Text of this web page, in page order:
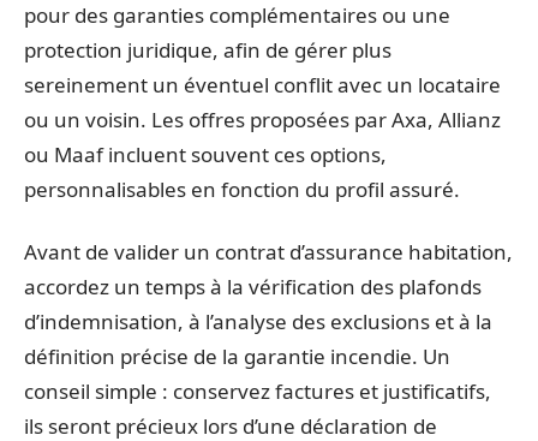
pour des garanties complémentaires ou une
protection juridique, afin de gérer plus
sereinement un éventuel conflit avec un locataire
ou un voisin. Les offres proposées par Axa, Allianz
ou Maaf incluent souvent ces options,
personnalisables en fonction du profil assuré.
Avant de valider un contrat d’assurance habitation,
accordez un temps à la vérification des plafonds
d’indemnisation, à l’analyse des exclusions et à la
définition précise de la garantie incendie. Un
conseil simple : conservez factures et justificatifs,
ils seront précieux lors d’une déclaration de